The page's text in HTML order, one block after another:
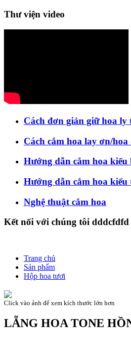
Thư viện video
Cách đơn giản giữ hoa
Cách cắm hoa lay ơn/
Hướng dẫn cắm hoa kiểu
Hướng dẫn cắm hoa
Nghệ thuật cắm hoa
Kết nối với chúng tôi dddcfdfd
Trang chủ
Sản phẩm
Hộp hoa tươi
Click vào ảnh để xem kích thước lớn hơn
LẴNG HOA TONE